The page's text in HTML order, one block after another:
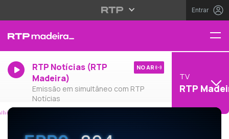
Entrar
RTP Notícias (RTP
Madeira)
Emissão em simultâneo com RTP
Notícias
NO AR
TV
RTP